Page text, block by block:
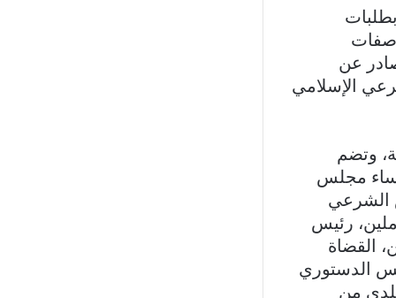
رقم 18 وتعديلاته الصادر عن
الإسلامي
وتضم
مجلس
الشرعي
رئيس
القضاة
الدستوري
من